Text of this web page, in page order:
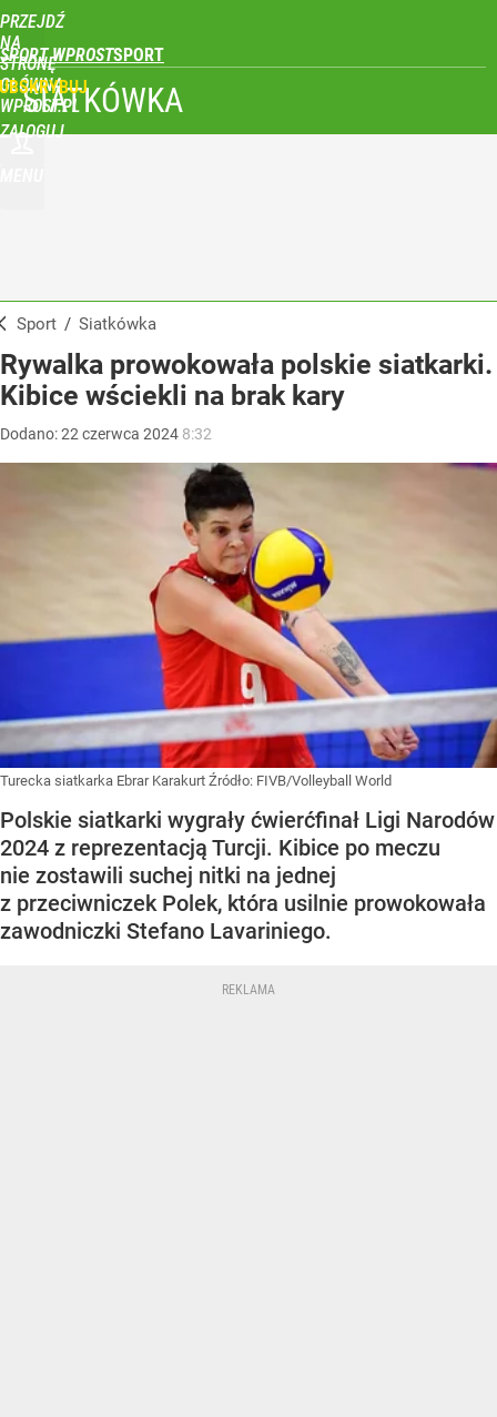
PRZEJDŹ
NA
STRONĘ
GŁÓWNĄ
WPROST.PL
SPORT WPROST
ZALOGUJ
SIATKÓWKA
Sport / Siatkówka
Rywalka prowokowała polskie siatkarki.
Kibice wściekli na brak kary
Dodano:22 czerwca 2024 8:32
Turecka siatkarka Ebrar Karakurt Źródło: FIVB/Volleyball World
Polskie siatkarki wygrały ćwierćfinał Ligi Narodów
2024 z reprezentacją Turcji. Kibice po meczu
nie zostawili suchej nitki na jednej
z przeciwniczek Polek, która usilnie prowokowała
zawodniczki Stefano Lavariniego.